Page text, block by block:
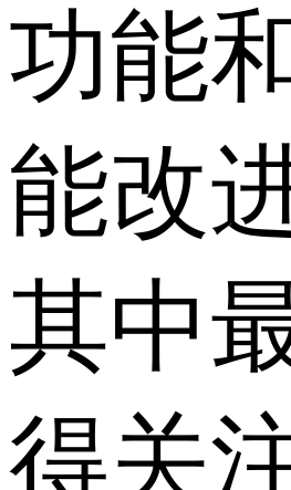
功能
能改
其中
得关